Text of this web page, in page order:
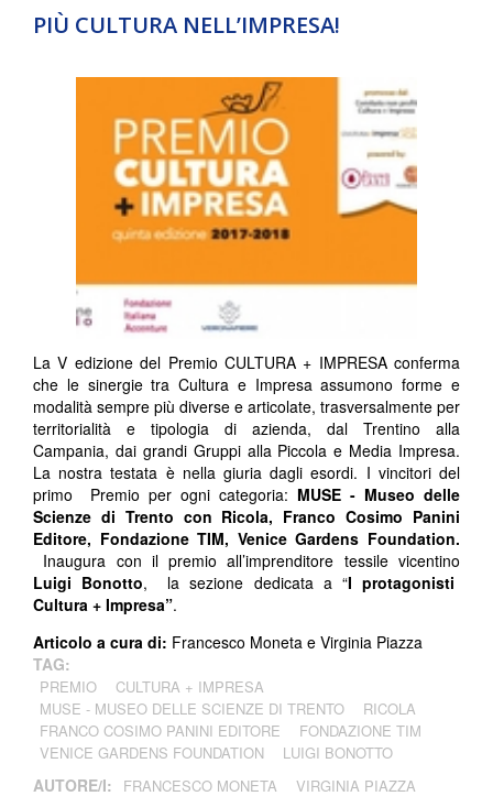
PIÙ CULTURA NELL’IMPRESA!
La V edizione del Premio CULTURA + IMPRESA conferma
che le sinergie tra Cultura e Impresa assumono forme e
modalità sempre più diverse e articolate, trasversalmente per
territorialità e tipologia di azienda, dal Trentino alla
Campania, dai grandi Gruppi alla Piccola e Media Impresa.
La nostra testata è nella giuria dagli esordi. I vincitori del
primo Premio per ogni categoria: MUSE - Museo delle
Scienze di Trento con Ricola, Franco Cosimo Panini
Editore, Fondazione TIM, Venice Gardens Foundation.
Inaugura con il premio all’imprenditore tessile vicentino
Luigi Bonotto, la sezione dedicata a “I protagonisti
Cultura + Impresa”.
Articolo a cura di: Francesco Moneta e Virginia Piazza
TAG:
PREMIO
CULTURA + IMPRESA
MUSE - MUSEO DELLE SCIENZE DI TRENTO
RICOLA
FRANCO COSIMO PANINI EDITORE
FONDAZIONE TIM
VENICE GARDENS FOUNDATION
LUIGI BONOTTO
AUTORE/I: FRANCESCO MONETA VIRGINIA PIAZZA